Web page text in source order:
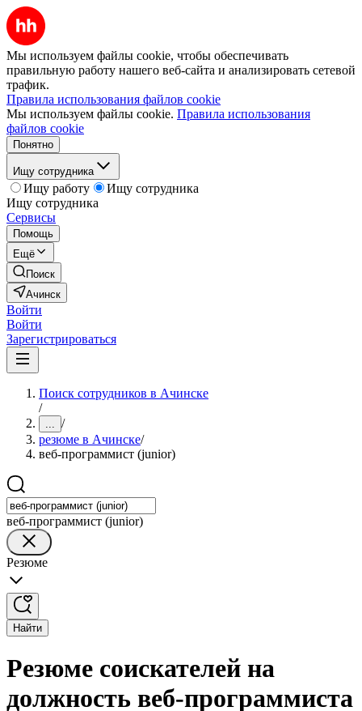
Мы используем файлы cookie, чтобы обеспечивать
правильную работу нашего веб-сайта и анализировать сетевой
трафик.
Правила использования файлов cookie
Мы используем файлы cookie. Правила использования
файлов cookie
Понятно
Ищу сотрудника
Ищу работу
Ищу сотрудника
Ищу сотрудника
Сервисы
Помощь
Ещё
Поиск
Ачинск
Войти
Войти
Зарегистрироваться
Поиск сотрудников в Ачинске
/
... /
резюме в Ачинске/
веб-программист (junior)
веб-программист (junior)
Резюме
Найти
Резюме соискателей на
должность веб-программиста